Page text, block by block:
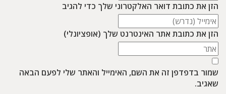
הזן את כתובת דואר האלקטרוני שלך כדי להגיב
הזן את כתובת אתר האינטרנט שלך (אופציונלי)
שמור בדפדפן זה את השם, האימייל והאתר שלי לפעם הבאה
שאגיב.